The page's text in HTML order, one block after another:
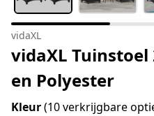
vidaXL
vidaXL
en Polyester
Kleur(10 verkrijgbare